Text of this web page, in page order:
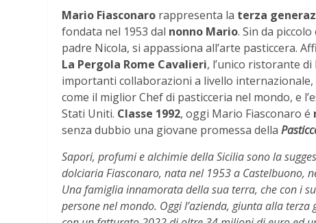
Mario Fiasconaro rappresenta la terza
fondata nel 1953 dal nonno Mario. Sin da
padre Nicola, si appassiona all’arte pasticcera.
La Pergola Rome Cavalieri, l’unico ristorante
importanti collaborazioni a livello internazionale,
come il miglior Chef di pasticceria nel mondo, e
Stati Uniti. Classe 1992, oggi Mario Fiasconaro é
senza dubbio una giovane promessa della
Sapori, profumi e alchimie della Sicilia sono la
dolciaria Fiasconaro, nata nel 1953 a Castelbuono,
Una famiglia innamorata della sua terra, che con i
persone nel mondo. Oggi l’azienda, giunta alla terza